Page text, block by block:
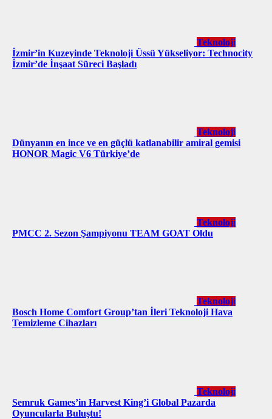
Teknoloji
İzmir’in Kuzeyinde Teknoloji Üssü Yükseliyor: Technocity
İzmir’de İnşaat Süreci Başladı
Teknoloji
Dünyanın en ince ve en güçlü katlanabilir amiral gemisi
HONOR Magic V6 Türkiye’de
Teknoloji
PMCC 2. Sezon Şampiyonu TEAM GOAT Oldu
Teknoloji
Bosch Home Comfort Group’tan İleri Teknoloji Hava
Temizleme Cihazları
Teknoloji
Semruk Games’in Harvest King’i Global Pazarda
Oyuncularla Buluştu!